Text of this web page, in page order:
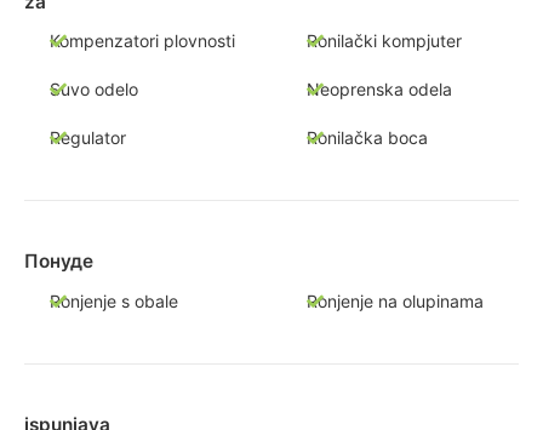
Kompenzatori plovnosti Ronilački kompjuter
Suvo odelo Neoprenska odela
Regulator Ronilačka boca
Понуде
Ronjenje s obale Ronjenje na olupinama
ispunjava